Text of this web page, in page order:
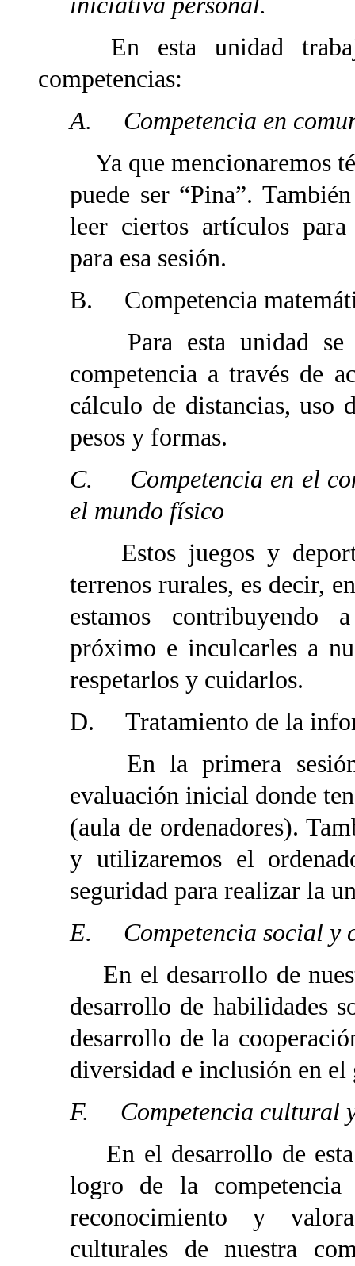
En esta unidad
competencias:
A. Competencia en
Ya que mencionaremos
puede ser “Pina”.
leer ciertos artículos para
para esa sesión.
B. Competencia
Para esta unidad
competencia a través de
cálculo de distancias, uso
pesos y formas.
C. Competencia en el
el mundo físico
Estos juegos y
terrenos rurales, es decir,
estamos contribuyendo
próximo e inculcarles a
respetarlos y cuidarlos.
D. Tratamiento de la
En la primera sesión
evaluación inicial donde
(aula de ordenadores).
y utilizaremos el
seguridad para realizar la
E. Competencia social y
En el desarrollo de
desarrollo de habilidades
desarrollo de la
diversidad e inclusión en el
F. Competencia cultural
En el desarrollo de esta
logro de la
reconocimiento y
culturales de nuestra